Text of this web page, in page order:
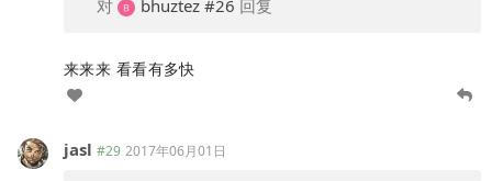
对 bhuztez #26 回复
来来来 看看有多快
jasl #29 2017年06月01日